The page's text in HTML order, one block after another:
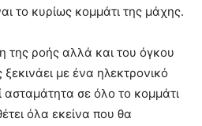
το κυρίως κομμάτι της μάχης.
της ροής αλλά και του όγκου
με ένα ηλεκτρονικό
ασταμάτητα σε όλο το κομμάτι
όλα εκείνα που θα